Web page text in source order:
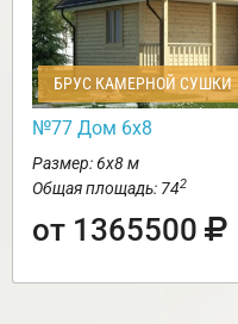
БРУС КАМЕРНОЙ СУШКИ
№77 Дом 6х8
Размер: 6х8 м
Общая площадь: 742
от 1365500